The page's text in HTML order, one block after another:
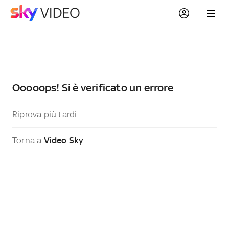
Ooooops! Si è verificato un errore
Riprova più tardi
Torna a Video Sky